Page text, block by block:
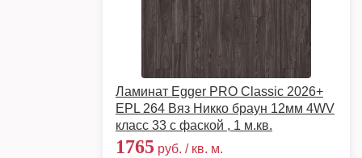
Ламинат Egger PRO Classic 2026+
EPL 264 Вяз Никко браун 12мм 4WV
класс 33 с фаской , 1 м.кв.
1765 руб. / кв. м.